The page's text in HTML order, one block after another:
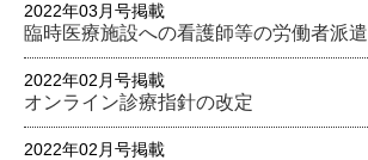
2022年03月号掲載
臨時医療施設への看護師等の労働者派遣
2022年02月号掲載
オンライン診療指針の改定
2022年02月号掲載